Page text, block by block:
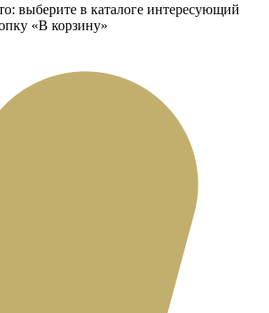
выберите в каталоге интересующий
«В корзину»